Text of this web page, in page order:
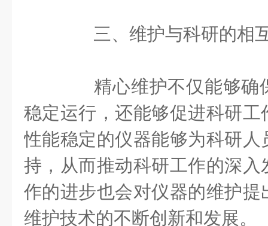
三、维护与科研的相
精心维护不仅能够确
稳定运行，还能够促进科研
性能稳定的仪器能够为科研
持，从而推动科研工作的深
作的进步也会对仪器的维护
维护技术的不断创新和发展。